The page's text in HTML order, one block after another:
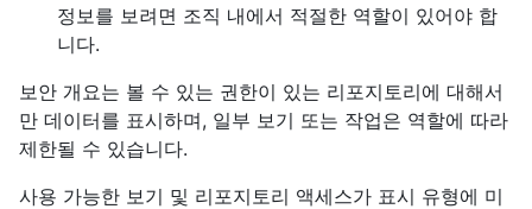
정보를 보려면 조직 내에서 적절한 역할이 있어야 합
니다.
보안 개요는 볼 수 있는 권한이 있는 리포지토리에 대해서
만 데이터를 표시하며, 일부 보기 또는 작업은 역할에 따라
제한될 수 있습니다.
사용 가능한 보기 및 리포지토리 액세스가 표시 유형에 미